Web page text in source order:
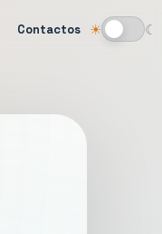
Contactos ☀ ☾
Alternar tema